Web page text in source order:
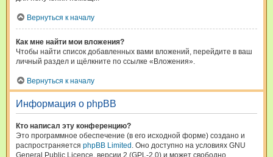
Вернуться к началу
Как мне найти мои вложения?
Чтобы найти список добавленных вами вложений, перейдите в ваш
личный раздел и щёлкните по ссылке «Вложения».
Вернуться к началу
Информация о phpBB
Кто написал эту конференцию?
Это программное обеспечение (в его исходной форме) создано и
распространяется phpBB Limited . Оно доступно на условиях GNU
General Public Licence, версии 2 (GPL-2.0) и может свободно